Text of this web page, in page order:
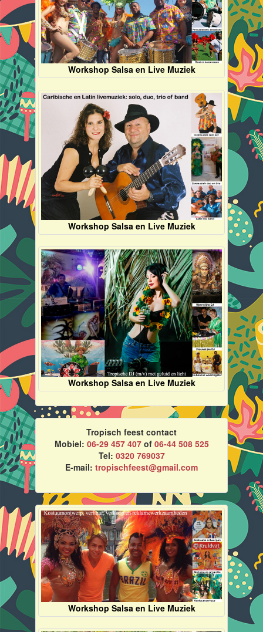
Workshop Salsa en Live Muziek
Workshop Salsa en Live Muziek
Workshop Salsa en Live Muziek
Tropisch feest contact
Mobiel: 06-29 457 407of 06-44 508 525
Tel: 0320 769037
E-mail: tropischfeest@gmail.com
Workshop Salsa en Live Muziek